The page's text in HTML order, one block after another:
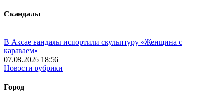
Скандалы
В Аксае вандалы испортили скульптуру «Женщина с
караваем»
07.08.2026 18:56
Новости рубрики
Город